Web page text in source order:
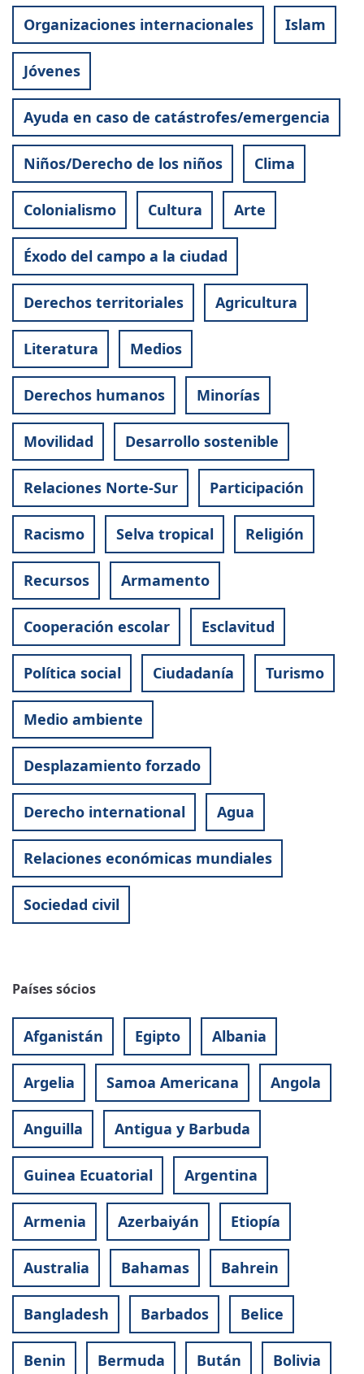
Organizaciones internacionales Islam
Jóvenes
Ayuda en caso de catástrofes/emergencia
Niños/Derecho de los niños Clima
Colonialismo Cultura Arte
Éxodo del campo a la ciudad
Derechos territoriales Agricultura
Literatura Medios
Derechos humanos Minorías
Movilidad Desarrollo sostenible
Relaciones Norte-Sur Participación
Racismo Selva tropical Religión
Recursos Armamento
Cooperación escolar Esclavitud
Política social Ciudadanía Turismo
Medio ambiente
Desplazamiento forzado
Derecho international Agua
Relaciones económicas mundiales
Sociedad civil
Países sócios
Afganistán Egipto Albania
Argelia Samoa Americana Angola
Anguilla Antigua y Barbuda
Guinea Ecuatorial Argentina
Armenia Azerbaiyán Etiopía
Australia Bahamas Bahrein
Bangladesh Barbados Belice
Benin Bermuda Bután Bolivia